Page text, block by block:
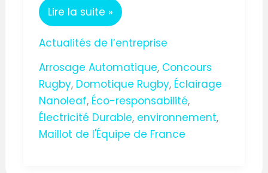
Lire la suite »
Actualités de l’entreprise
Arrosage Automatique, Concours
Rugby, Domotique Rugby, Éclairage
Nanoleaf, Éco-responsabilité,
Électricité Durable, environnement,
Maillot de l'Équipe de France